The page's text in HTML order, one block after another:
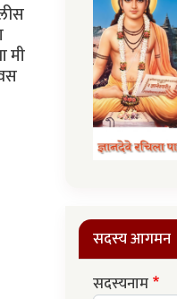
मी
सदस्य आगमन
सदस्यनाम